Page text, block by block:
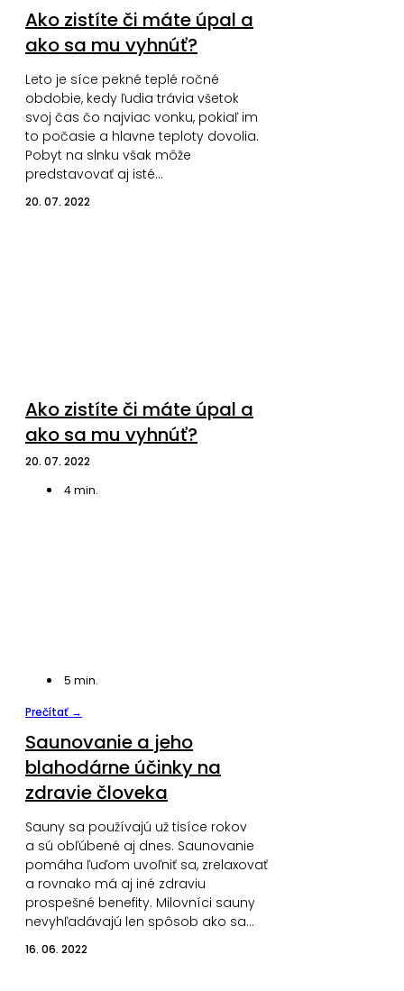
Ako zistíte či máte úpal a
ako sa mu vyhnúť?
Leto je síce pekné teplé ročné
obdobie, kedy ľudia trávia všetok
svoj čas čo najviac vonku, pokiaľ im
to počasie a hlavne teploty dovolia.
Pobyt na slnku však môže
predstavovať aj isté…
20. 07. 2022
Ako zistíte či máte úpal a
ako sa mu vyhnúť?
20. 07. 2022
4min.
5 min.
Prečítať →
Saunovanie a jeho
blahodárne účinky na
zdravie človeka
Sauny sa používajú už tisíce rokov
a sú obľúbené aj dnes. Saunovanie
pomáha ľuďom uvoľniť sa, zrelaxovať
a rovnako má aj iné zdraviu
prospešné benefity. Milovníci sauny
nevyhľadávajú len spôsob ako sa…
16. 06. 2022